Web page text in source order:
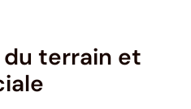
terrain et